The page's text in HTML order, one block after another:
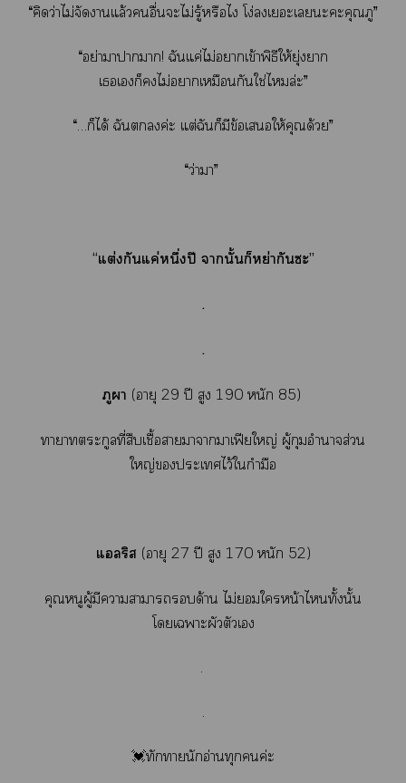
“คิดว่าไม่จัดาแล้วอื่นะไม่รู้หรือไ โง่เะเะะคุณภู”
“อย่าาาา! ฉันแค่ไม่าเข้าพิธีให้ยุ่งา
เเก็ไม่าเหมือนกันใช่ไล่ะ”
“…ก็ได้ ฉันค่ะ แต่ฉันก็มีข้อเให้คุณด้วย”
“ว่าา”
“แต่งกันแค่หนึ่งปี านั้นก็หย่ากันะ”
.
.
ภูา (อายุ 29 ปี สูง 190 หนัก 85)
าาตระกูลที่สืบเชื้อาาาาเฟียใหญ่ ผู้กุมอำนาจส่วน
ใหญ่ะเไว้ใกำมือ
แลริส (อายุ 27 ปี สูง 170 หนัก 52)
คุณหนูผู้มีาาาด้าน ไม่ใหน้าไทั้งนั้น
โเาะผัวตัวเ
.
.
💓ทักานักอ่านทุกค่ะ